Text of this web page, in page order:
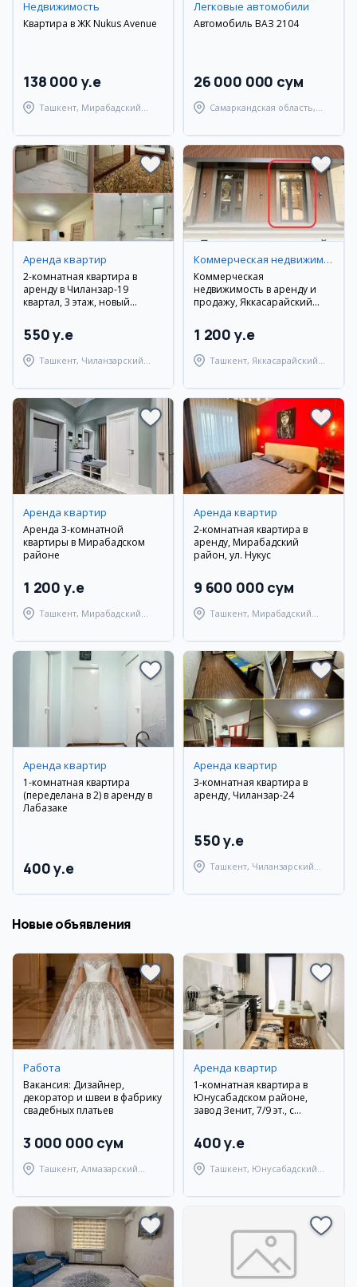
Недвижимость
Квартира в ЖК Nukus Avenue
138 000 y.e
Ташкент, Мирабадский
Легковые автомобили
Автомобиль ВАЗ 2104
26 000 000 сум
Самаркандская область,
Аренда квартир
2-комнатная квартира в
аренду в Чиланзар-19
квартал, 3 этаж, новый
550 y.e
Ташкент, Чиланзарский
Коммерческая недвижимость
Коммерческая
недвижимость в аренду и
продажу, Яккасарайский
1 200 y.e
Ташкент, Яккасарайский
Аренда квартир
Аренда 3-комнатной
квартиры в Мирабадском
районе
1 200 y.e
Ташкент, Мирабадский
Аренда квартир
2-комнатная квартира в
аренду, Мирабадский
район, ул. Нукус
9 600 000 сум
Ташкент, Мирабадский
Аренда квартир
1-комнатная квартира
(переделана в 2) в аренду в
Лабазаке
400 y.e
Аренда квартир
3-комнатная квартира в
аренду, Чиланзар-24
550 y.e
Ташкент, Чиланзарский
Новые объявления
Работа
Вакансия: Дизайнер,
декоратор и швеи в фабрику
свадебных платьев
3 000 000 сум
Ташкент, Алмазарский
Аренда квартир
1-комнатная квартира в
Юнусабадском районе,
завод Зенит, 7/9 эт., с
400 y.e
Ташкент, Юнусабадский